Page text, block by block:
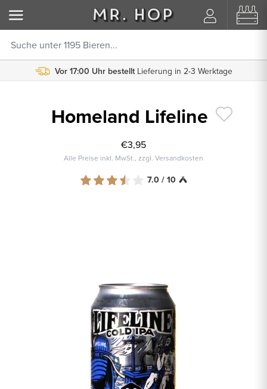
Vor 17:00 Uhr bestellt Lieferung in 2-3 Werktage
Homeland Lifeline
€3,95
Alle Preise inkl. MwSt., zzgl. Versandkosten
7.0 / 10